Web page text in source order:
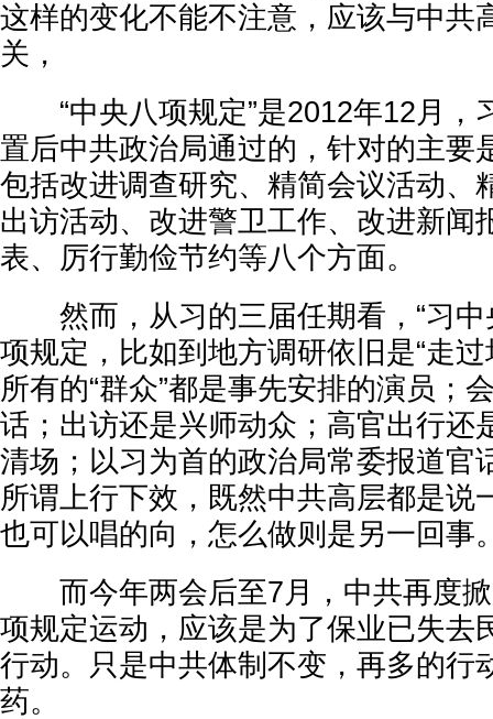
这样的变化不能不注意，应该与中共
关，
“中央八项规定”是2012年12月，
置后中共政治局通过的，针对的主要
包括改进调查研究、精简会议活动、
出访活动、改进警卫工作、改进新闻
表、厉行勤俭节约等八个方面。
然而，从习的三届任期看，“习中
项规定，比如到地方调研依旧是“走
所有的“群众”都是事先安排的演员；
话；出访还是兴师动众；高官出行还
清场；以习为首的政治局常委报道官
所谓上行下效，既然中共高层都是说
也可以唱的向，怎么做则是另一回事
而今年两会后至7月，中共再度掀
项规定运动，应该是为了保业已失去
行动。只是中共体制不变，再多的行
药。